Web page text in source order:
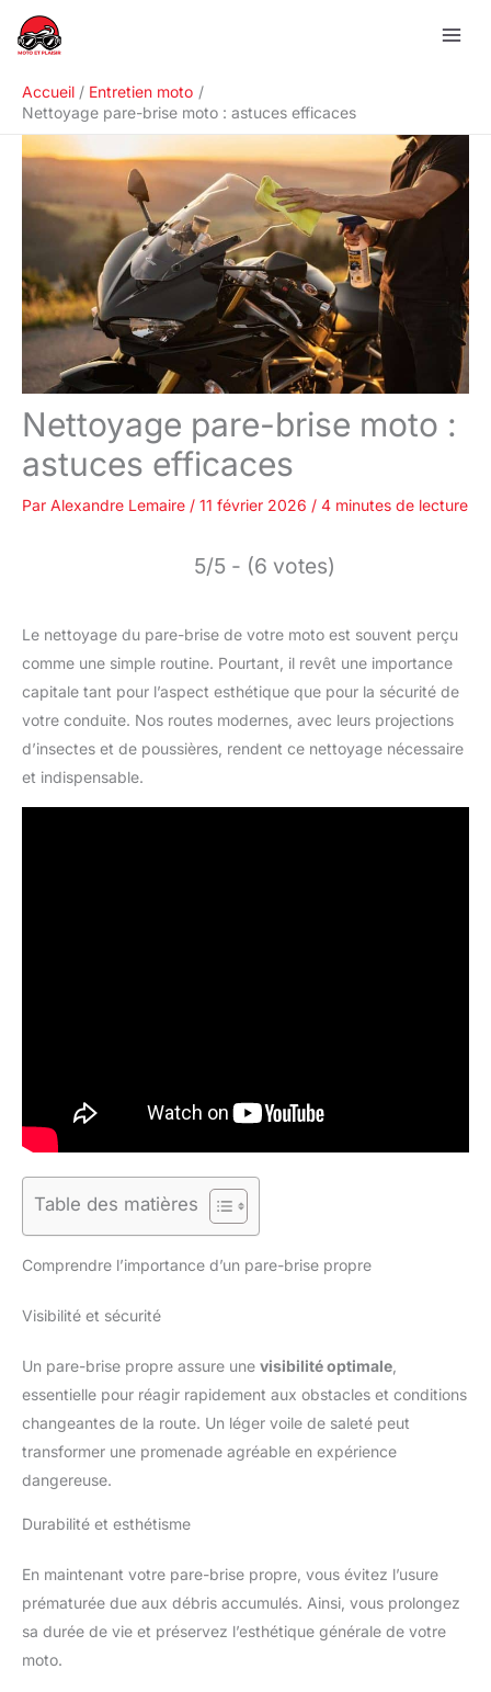
Accueil
Entretien moto
Nettoyage pare-brise moto : astuces efficaces
Nettoyage pare-brise moto :
astuces efficaces
Par Alexandre Lemaire / 11 février 2026 / 4 minutes de lecture
5/5 - (6 votes)
Le nettoyage du pare-brise de votre moto est souvent perçu
comme une simple routine. Pourtant, il revêt une importance
capitale tant pour l’aspect esthétique que pour la sécurité de
votre conduite. Nos routes modernes, avec leurs projections
d’insectes et de poussières, rendent ce nettoyage nécessaire
et indispensable.
Table des matières
Comprendre l’importance d’un pare-brise propre
Visibilité et sécurité
Un pare-brise propre assure une visibilité optimale
essentielle pour réagir rapidement aux obstacles et conditions
changeantes de la route. Un léger voile de saleté peut
transformer une promenade agréable en expérience
dangereuse.
Durabilité et esthétisme
En maintenant votre pare-brise propre, vous évitez l’usure
prématurée due aux débris accumulés. Ainsi, vous prolongez
sa durée de vie et préservez l’esthétique générale de votre
moto.
R
e
h
e
r
c
r